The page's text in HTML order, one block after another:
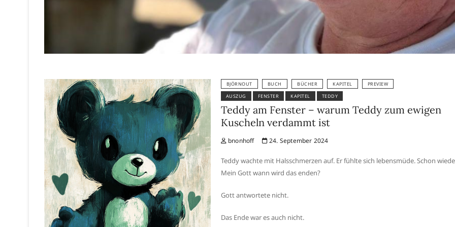
BJÖRNOUT BUCH BÜCHER KAPITEL
PREVIEW
AUSZUG
FENSTER KAPITEL TEDDY
Teddy am Fenster – warum Teddy zum ewigen
Kuscheln verdammt ist
bnonhoff 24. September 2024
Teddy wachte mit Halsschmerzen auf. Er fühlte sich lebensmüde. Schon
Mein Gott wann wird das enden?
Gott antwortete nicht.
Das Ende war es auch nicht.